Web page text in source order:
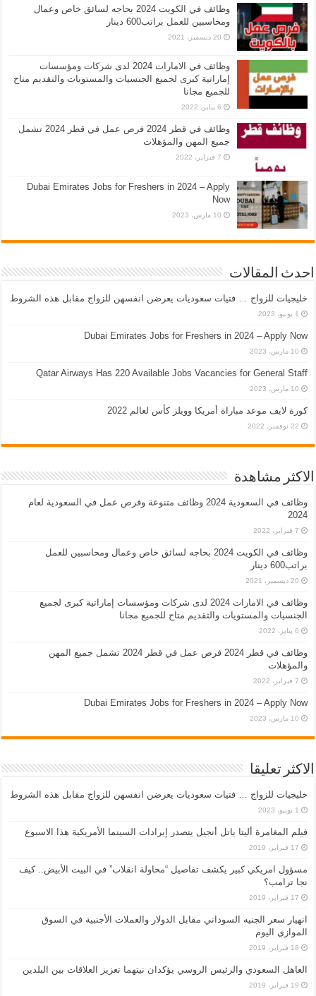
وظائف في الكويت 2024 بحاجه لسائق خاص وعمال
ومحاسبين للعمل براتب600 دينار
20 ديسمبر، 2021
وظائف في الامارات 2024 لدى شركات ومؤسسات
إماراتية كبرى لجميع الجنسيات والمستويات والتقديم متاح
للجميع مجانا
6 يناير، 2022
وظائف في قطر 2024 فرص عمل في قطر 2024 تشمل
جميع المهن والمؤهلات
7 فبراير، 2022
Dubai Emirates Jobs for Freshers in 2024 – Apply
Now
10 مارس، 2023
احدث المقالات
خليجيات للزواج … فتيات سعوديات يعرضن انفسهن للزواج مقابل هذه الشروط
1 يونيو، 2023
Dubai Emirates Jobs for Freshers in 2024 – Apply Now
10 مارس، 2023
Qatar Airways Has 220 Available Jobs Vacancies for General Staff
10 مارس، 2023
كورة لايف موعد مباراة أمريكا وويلز كأس لعالم 2022
22 نوفمبر، 2022
الاكثر مشاهدة
وظائف في السعودية 2024 وظائف متنوعة وفرص عمل في السعودية لعام
2024
7 فبراير، 2022
وظائف في الكويت 2024 بحاجه لسائق خاص وعمال ومحاسبين للعمل
براتب600 دينار
20 ديسمبر، 2021
وظائف في الامارات 2024 لدى شركات ومؤسسات إماراتية كبرى لجميع
الجنسيات والمستويات والتقديم متاح للجميع مجانا
6 يناير، 2022
وظائف في قطر 2024 فرص عمل في قطر 2024 تشمل جميع المهن
والمؤهلات
7 فبراير، 2022
Dubai Emirates Jobs for Freshers in 2024 – Apply Now
10 مارس، 2023
الاكثر تعليقا
خليجيات للزواج … فتيات سعوديات يعرضن انفسهن للزواج مقابل هذه الشروط
1 يونيو، 2023
فيلم المغامرة أليتا‭ ‬باتل أنجيل يتصدر إيرادات السينما الأمريكية هذا الاسبوع
17 فبراير، 2019
مسؤول امريكي كبير يكشف تفاصيل “محاولة انقلاب” في البيت الأبيض.. كيف
نجا ترامب؟
17 فبراير، 2019
انهيار سعر الجنيه السوداني مقابل الدولار والعملات الأجنبية في السوق
الموازي اليوم
18 فبراير، 2019
العاهل السعودي والرئيس الروسي يؤكدان نيتهما تعزيز العلاقات بين البلدين
19 فبراير، 2019